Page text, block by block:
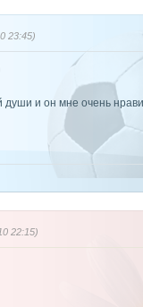
23:45)
души и он мне очень
22:15)